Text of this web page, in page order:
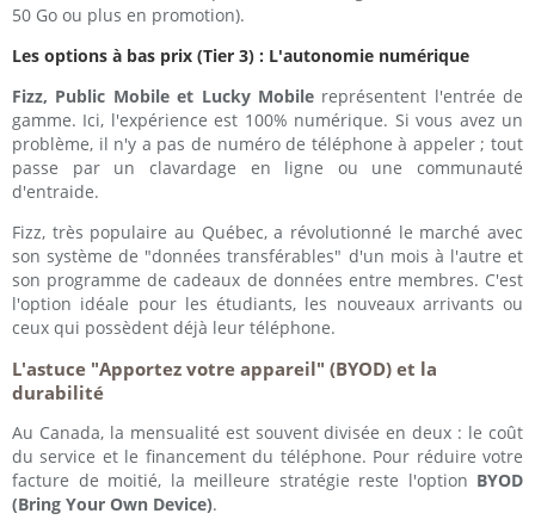
50 Go ou plus en promotion).
Les options à bas prix (Tier 3) : L'autonomie numérique
Fizz, Public Mobile et Lucky Mobilereprésentent l'entrée de
gamme. Ici, l'expérience est 100% numérique. Si vous avez un
problème, il n'y a pas de numéro de téléphone à appeler ; tout
passe par un clavardage en ligne ou une communauté
d'entraide.
Fizz, très populaire au Québec, a révolutionné le marché avec
son système de "données transférables" d'un mois à l'autre et
son programme de cadeaux de données entre membres. C'est
l'option idéale pour les étudiants, les nouveaux arrivants ou
ceux qui possèdent déjà leur téléphone.
L'astuce "Apportez votre appareil" (BYOD) et la
durabilité
Au Canada, la mensualité est souvent divisée en deux : le coût
du service et le financement du téléphone. Pour réduire votre
facture de moitié, la meilleure stratégie reste l'option BYOD
(Bring Your Own Device).